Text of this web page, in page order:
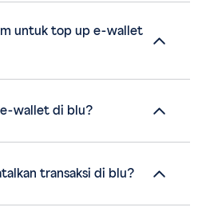
untuk top up e-wallet
e-wallet di blu?
transaksi di blu?